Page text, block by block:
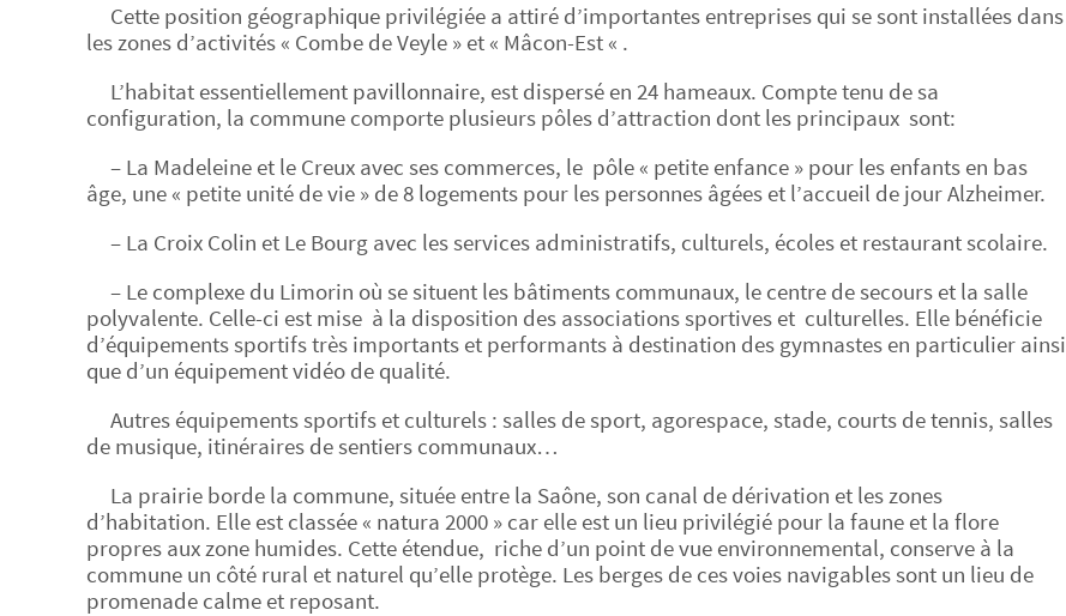
Cette position géographique privilégiée a attiré d’importantes entreprises qui se sont installées dans
les zones d’activités « Combe de Veyle » et « Mâcon-Est « .
L’habitat essentiellement pavillonnaire, est dispersé en 24 hameaux. Compte tenu de sa
configuration, la commune comporte plusieurs pôles d’attraction dont les principaux sont:
– La Madeleine et le Creux avec ses commerces, le pôle « petite enfance » pour les enfants en bas
âge, une « petite unité de vie » de 8 logements pour les personnes âgées et l’accueil de jour Alzheimer.
– La Croix Colin et Le Bourg avec les services administratifs, culturels, écoles et restaurant scolaire.
– Le complexe du Limorin où se situent les bâtiments communaux, le centre de secours et la salle
polyvalente. Celle-ci est mise à la disposition des associations sportives et culturelles. Elle bénéficie
d’équipements sportifs très importants et performants à destination des gymnastes en particulier ainsi
que d’un équipement vidéo de qualité.
Autres équipements sportifs et culturels : salles de sport, agorespace, stade, courts de tennis, salles
de musique, itinéraires de sentiers communaux…
La prairie borde la commune, située entre la Saône, son canal de dérivation et les zones
d’habitation. Elle est classée « natura 2000 » car elle est un lieu privilégié pour la faune et la flore
propres aux zone humides. Cette étendue, riche d’un point de vue environnemental, conserve à la
commune un côté rural et naturel qu’elle protège. Les berges de ces voies navigables sont un lieu de
promenade calme et reposant.